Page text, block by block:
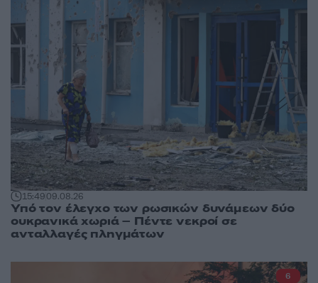
15:4909.08.26
Υπό τον έλεγχο των ρωσικών δυνάμεων δύο
ουκρανικά χωριά – Πέντε νεκροί σε
ανταλλαγές πληγμάτων
6